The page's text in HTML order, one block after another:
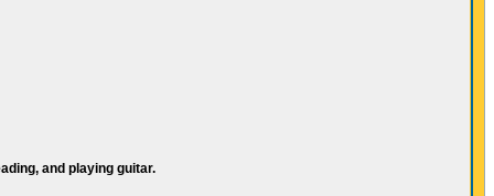
and playing guitar.